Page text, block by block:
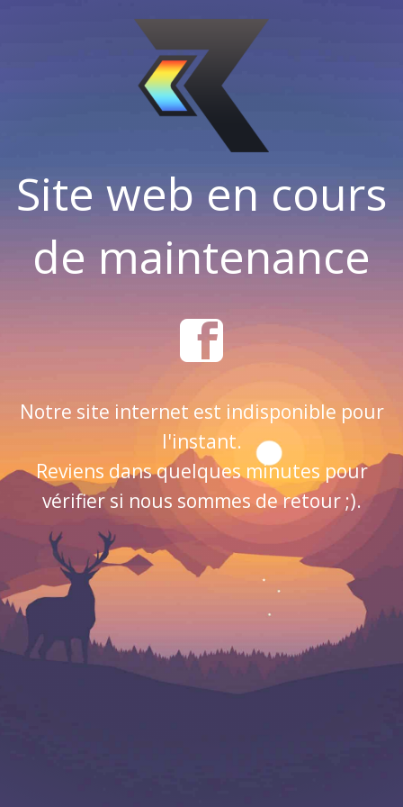
Site web en cours
de maintenance
Notre site internet est indisponible pour
l'instant.
Reviens dans quelques minutes pour
vérifier si nous sommes de retour ;).